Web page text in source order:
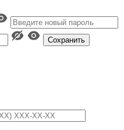
Сохранить